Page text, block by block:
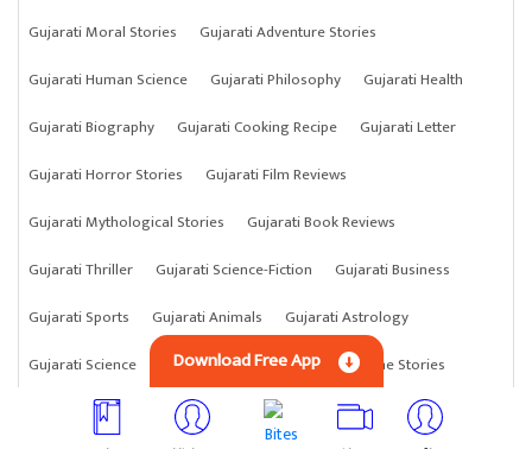
Gujarati Moral Stories
Gujarati Adventure Stories
Gujarati Human Science
Gujarati Philosophy
Gujarati Health
Gujarati Biography
Gujarati Cooking Recipe
Gujarati Letter
Gujarati Horror Stories
Gujarati Film Reviews
Gujarati Mythological Stories
Gujarati Book Reviews
Gujarati Thriller
Gujarati Science-Fiction
Gujarati Business
Gujarati Sports
Gujarati Animals
Gujarati Astrology
Gujarati Science
Gujarati Anything Gujarati Crime Stories
Download Free App